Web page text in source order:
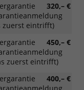
320,– €
zuerst eintrifft)
450,– €
zuerst eintrifft)
400,– €